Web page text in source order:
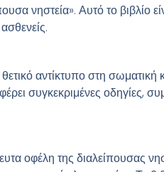
νηστεία». Αυτό το βιβλίο
αντίκτυπο στη
συγκεκριμένες οδηγίες,
οφέλη της